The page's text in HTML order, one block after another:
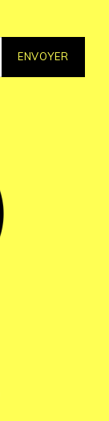
ENVOYER